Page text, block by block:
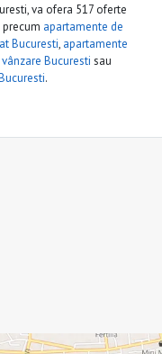
va ofera 517 oferte
apartamente de
Bucuresti, apartamente
Bucuresti sau
.